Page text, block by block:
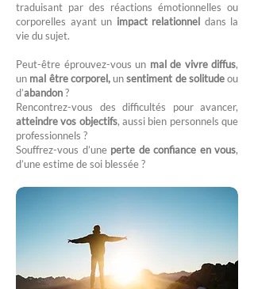
traduisant par des réactions émotionnelles ou
corporelles ayant un impact relationnel dans la
vie du sujet.
Peut-être éprouvez-vous un mal de vivre diffus,
un mal être corporel,unsentiment de solitudeou
d’abandon?
Rencontrez-vous des difficultés pour avancer,
atteindre vos objectifs, aussi bien personnels que
professionnels ?
Souffrez-vous d’une perte de confiance en vous,
d’une estime de soi blessée ?​​